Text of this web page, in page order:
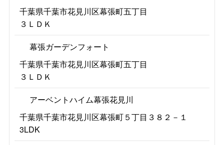
千葉県千葉市花見川区幕張町五丁目
３ＬＤＫ
幕張ガーデンフォート
千葉県千葉市花見川区幕張町五丁目
３ＬＤＫ
アーベントハイム幕張花見川
千葉県千葉市花見川区幕張町５丁目３８２－１
3LDK